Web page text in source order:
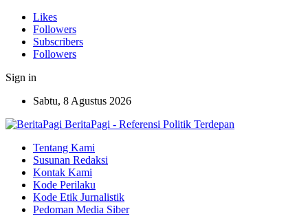
Likes
Followers
Subscribers
Followers
Sign in
Sabtu, 8 Agustus 2026
BeritaPagi - Referensi Politik Terdepan
Tentang Kami
Susunan Redaksi
Kontak Kami
Kode Perilaku
Kode Etik Jurnalistik
Pedoman Media Siber